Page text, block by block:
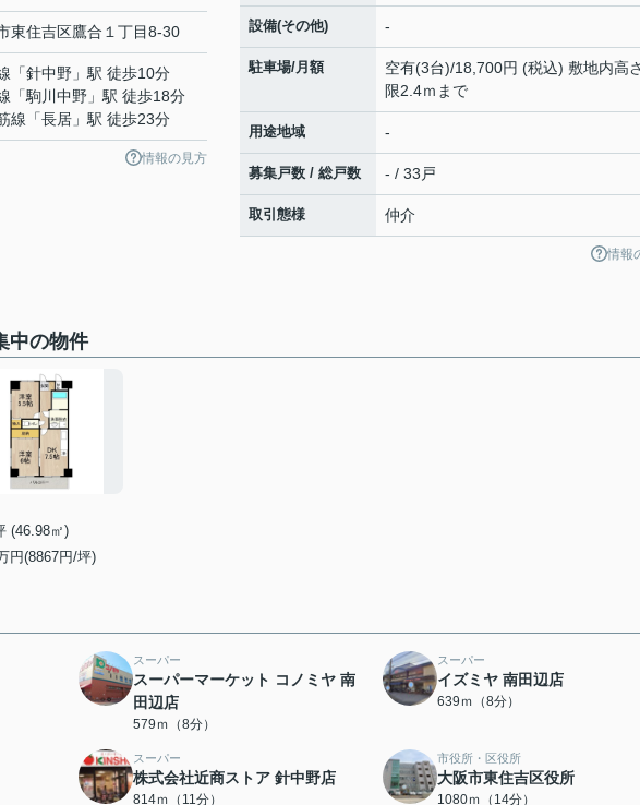
東住吉区鷹合 １丁目8-30
「針中野 」駅 徒歩10分
「駒川中野 」駅 徒歩18分
線 「長居 」駅 徒歩23分
情報の見方
設備(その他) -
駐車場/月額
空有(3台)/18,700円 (税込) 敷地内高
限2.4ｍまで
用途地域 -
募集戸数 / 総戸数 - / 33戸
取引態様 仲介
情報
中の物件
(46.98㎡)
円(8867円/坪)
スーパー
スーパーマーケット コノミヤ 南
田辺店
579ｍ（8分）
スーパー
イズミヤ 南田辺店
639ｍ（8分）
スーパー
株式会社近商ストア 針中野店
814ｍ（11分）
市役所・区役所
大阪市東住吉区役所
1080ｍ（14分）